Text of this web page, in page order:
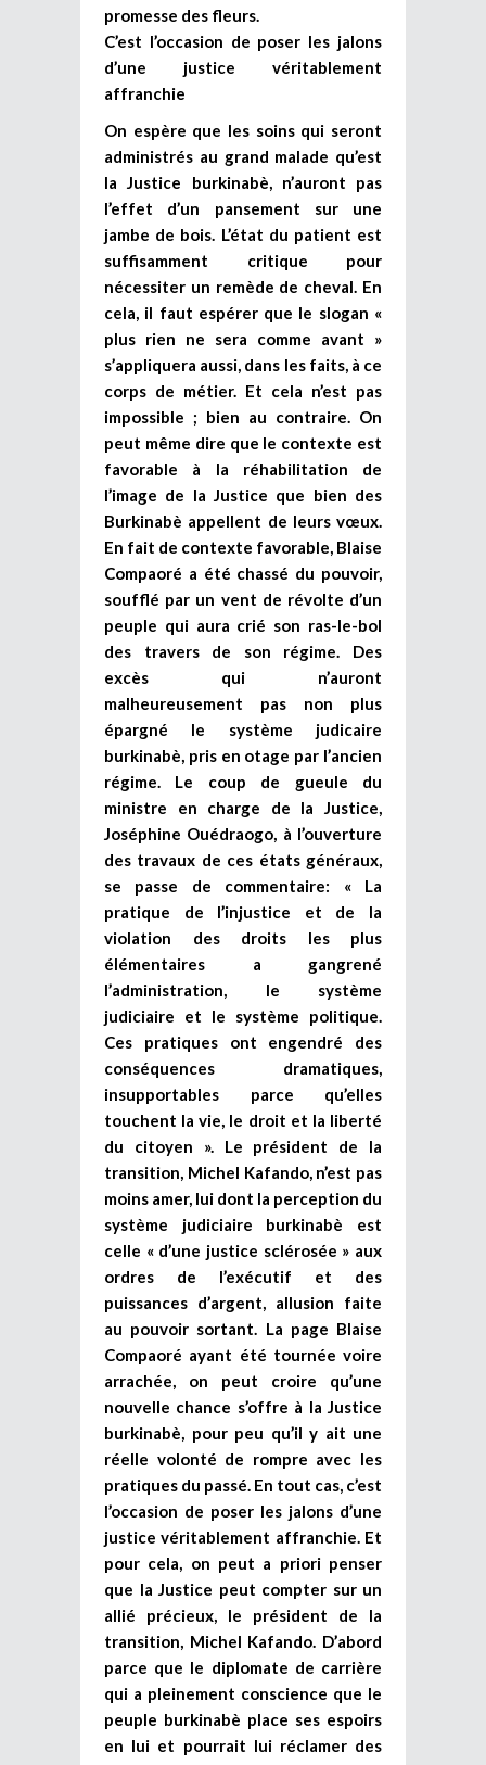
promesse des fleurs.
C’est l’occasion de poser les jalons
d’une justice véritablement
affranchie
On espère que les soins qui seront
administrés au grand malade qu’est
la Justice burkinabè, n’auront pas
l’effet d’un pansement sur une
jambe de bois. L’état du patient est
suffisamment critique pour
nécessiter un remède de cheval. En
cela, il faut espérer que le slogan «
plus rien ne sera comme avant »
s’appliquera aussi, dans les faits, à ce
corps de métier. Et cela n’est pas
impossible ; bien au contraire. On
peut même dire que le contexte est
favorable à la réhabilitation de
l’image de la Justice que bien des
Burkinabè appellent de leurs vœux.
En fait de contexte favorable, Blaise
Compaoré a été chassé du pouvoir,
soufflé par un vent de révolte d’un
peuple qui aura crié son ras-le-bol
des travers de son régime. Des
excès qui n’auront
malheureusement pas non plus
épargné le système judicaire
burkinabè, pris en otage par l’ancien
régime. Le coup de gueule du
ministre en charge de la Justice,
Joséphine Ouédraogo, à l’ouverture
des travaux de ces états généraux,
se passe de commentaire: « La
pratique de l’injustice et de la
violation des droits les plus
élémentaires a gangrené
l’administration, le système
judiciaire et le système politique.
Ces pratiques ont engendré des
conséquences dramatiques,
insupportables parce qu’elles
touchent la vie, le droit et la liberté
du citoyen ». Le président de la
transition, Michel Kafando, n’est pas
moins amer, lui dont la perception du
système judiciaire burkinabè est
celle « d’une justice sclérosée » aux
ordres de l’exécutif et des
puissances d’argent, allusion faite
au pouvoir sortant. La page Blaise
Compaoré ayant été tournée voire
arrachée, on peut croire qu’une
nouvelle chance s’offre à la Justice
burkinabè, pour peu qu’il y ait une
réelle volonté de rompre avec les
pratiques du passé. En tout cas, c’est
l’occasion de poser les jalons d’une
justice véritablement affranchie. Et
pour cela, on peut a priori penser
que la Justice peut compter sur un
allié précieux, le président de la
transition, Michel Kafando. D’abord
parce que le diplomate de carrière
qui a pleinement conscience que le
peuple burkinabè place ses espoirs
en lui et pourrait lui réclamer des